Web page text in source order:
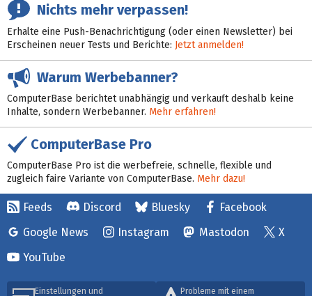
Nichts mehr verpassen!
Erhalte eine Push-Benachrichtigung (oder einen Newsletter) bei
Erscheinen neuer Tests und Berichte: Jetzt anmelden!
Warum Werbebanner?
ComputerBase berichtet unabhängig und verkauft deshalb keine
Inhalte, sondern Werbebanner. Mehr erfahren!
ComputerBase Pro
ComputerBase Pro ist die werbefreie, schnelle, flexible und
zugleich faire Variante von ComputerBase. Mehr dazu!
Feeds Discord Bluesky
Facebook
Google News
Instagram Mastodon
X
YouTube
Einstellungen und Probleme mit einem